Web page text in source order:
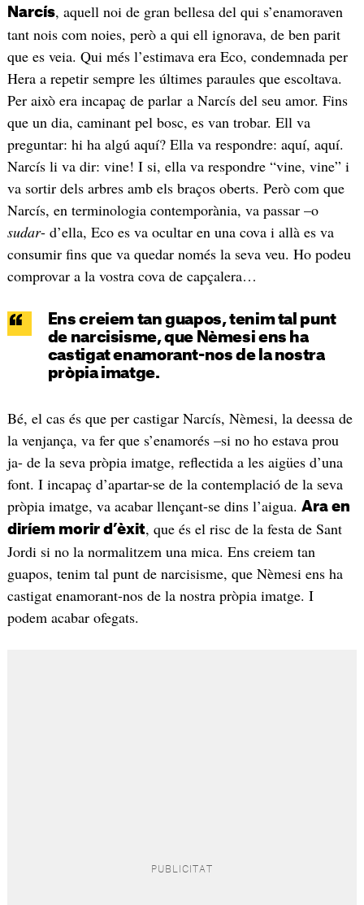
Narcís, aquell noi de gran bellesa del qui s’enamoraven
tant nois com noies, però a qui ell ignorava, de ben parit
que es veia. Qui més l’estimava era Eco, condemnada per
Hera a repetir sempre les últimes paraules que escoltava.
Per això era incapaç de parlar a Narcís del seu amor. Fins
que un dia, caminant pel bosc, es van trobar. Ell va
preguntar: hi ha algú aquí? Ella va respondre: aquí, aquí.
Narcís li va dir: vine! I si, ella va respondre “vine, vine” i
va sortir dels arbres amb els braços oberts. Però com que
Narcís, en terminologia contemporània, va passar –o
sudar- d’ella, Eco es va ocultar en una cova i allà es va
consumir fins que va quedar només la seva veu. Ho podeu
comprovar a la vostra cova de capçalera…
Ens creiem tan guapos, tenim tal punt
de narcisisme, que Nèmesi ens ha
castigat enamorant-nos de la nostra
pròpia imatge.
Bé, el cas és que per castigar Narcís, Nèmesi, la deessa de
la venjança, va fer que s’enamorés –si no ho estava prou
ja- de la seva pròpia imatge, reflectida a les aigües d’una
font. I incapaç d’apartar-se de la contemplació de la seva
pròpia imatge, va acabar llençant-se dins l’aigua. Ara en
diríem morir d’èxit, que és el risc de la festa de Sant
Jordi si no la normalitzem una mica. Ens creiem tan
guapos, tenim tal punt de narcisisme, que Nèmesi ens ha
castigat enamorant-nos de la nostra pròpia imatge. I
podem acabar ofegats.